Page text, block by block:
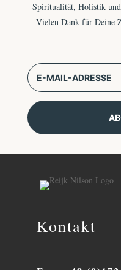
Spiritualität, Holistik
Vielen Dank für Deine
Kontakt